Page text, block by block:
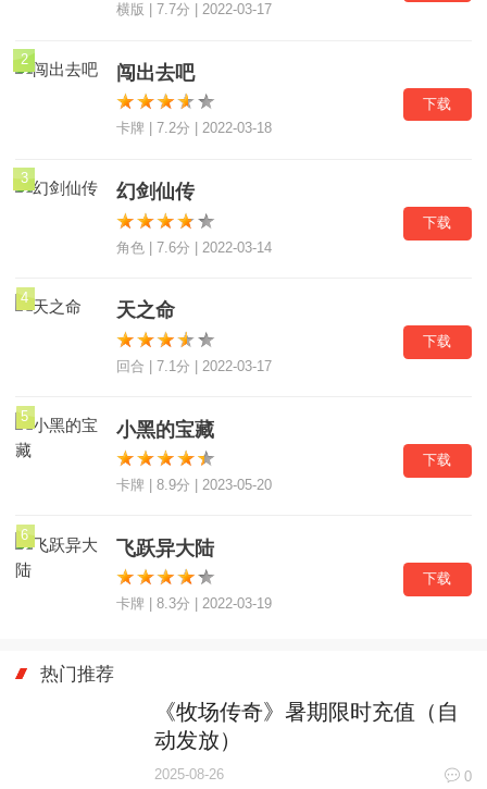
横版 | 7.7分 | 2022-03-17
2
闯出去吧
卡牌 | 7.2分 | 2022-03-18
下载
3
幻剑仙传
角色 | 7.6分 | 2022-03-14
下载
4
天之命
回合 | 7.1分 | 2022-03-17
下载
5
小黑的宝藏
卡牌 | 8.9分 | 2023-05-20
下载
6
飞跃异大陆
卡牌 | 8.3分 | 2022-03-19
下载
热门推荐
《牧场传奇》暑期限时充值（自
动发放）
2025-08-26 0